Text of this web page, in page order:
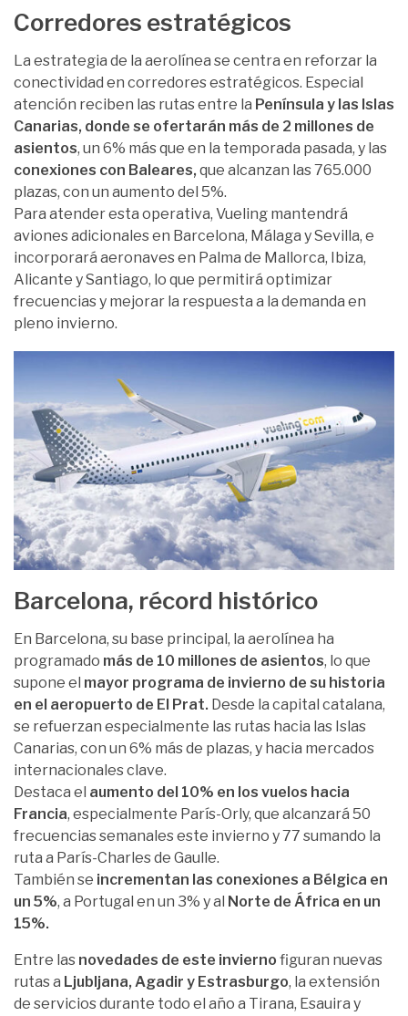
Corredores estratégicos
La estrategia de la aerolínea se centra en reforzar la
conectividad en corredores estratégicos. Especial
atención reciben las rutas entre la Península y las Islas
Canarias, donde se ofertarán más de 2 millones de
asientos, un 6% más que en la temporada pasada, y las
conexiones con Baleares, que alcanzan las 765.000
plazas, con un aumento del 5%.
Para atender esta operativa, Vueling mantendrá
aviones adicionales en Barcelona, Málaga y Sevilla, e
incorporará aeronaves en Palma de Mallorca, Ibiza,
Alicante y Santiago, lo que permitirá optimizar
frecuencias y mejorar la respuesta a la demanda en
pleno invierno.
Barcelona, récord histórico
En Barcelona, su base principal, la aerolínea ha
programado más de 10 millones de asientos, lo que
supone el mayor programa de invierno de su historia
en el aeropuerto de El Prat. Desde la capital catalana,
se refuerzan especialmente las rutas hacia las Islas
Canarias, con un 6% más de plazas, y hacia mercados
internacionales clave.
Destaca el aumento del 10% en los vuelos hacia
Francia, especialmente París-Orly, que alcanzará 50
frecuencias semanales este invierno y 77 sumando la
ruta a París-Charles de Gaulle.
También se incrementan las conexiones a Bélgica en
un 5%, a Portugal en un 3% y al Norte de África en un
15%.
Entre las novedades de este invierno figuran nuevas
rutas a Ljubljana, Agadir y Estrasburgo, la extensión
de servicios durante todo el año a Tirana, Esauira y